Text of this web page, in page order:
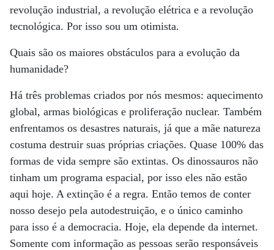
revolução industrial, a revolução elétrica e a revolução
tecnológica. Por isso sou um otimista.
Quais são os maiores obstáculos para a evolução da
humanidade?
Há três problemas criados por nós mesmos: aquecimento
global, armas biológicas e proliferação nuclear. Também
enfrentamos os desastres naturais, já que a mãe natureza
costuma destruir suas próprias criações. Quase 100% das
formas de vida sempre são extintas. Os dinossauros não
tinham um programa espacial, por isso eles não estão
aqui hoje. A extinção é a regra. Então temos de conter
nosso desejo pela autodestruição, e o único caminho
para isso é a democracia. Hoje, ela depende da internet.
Somente com informação as pessoas serão responsáveis